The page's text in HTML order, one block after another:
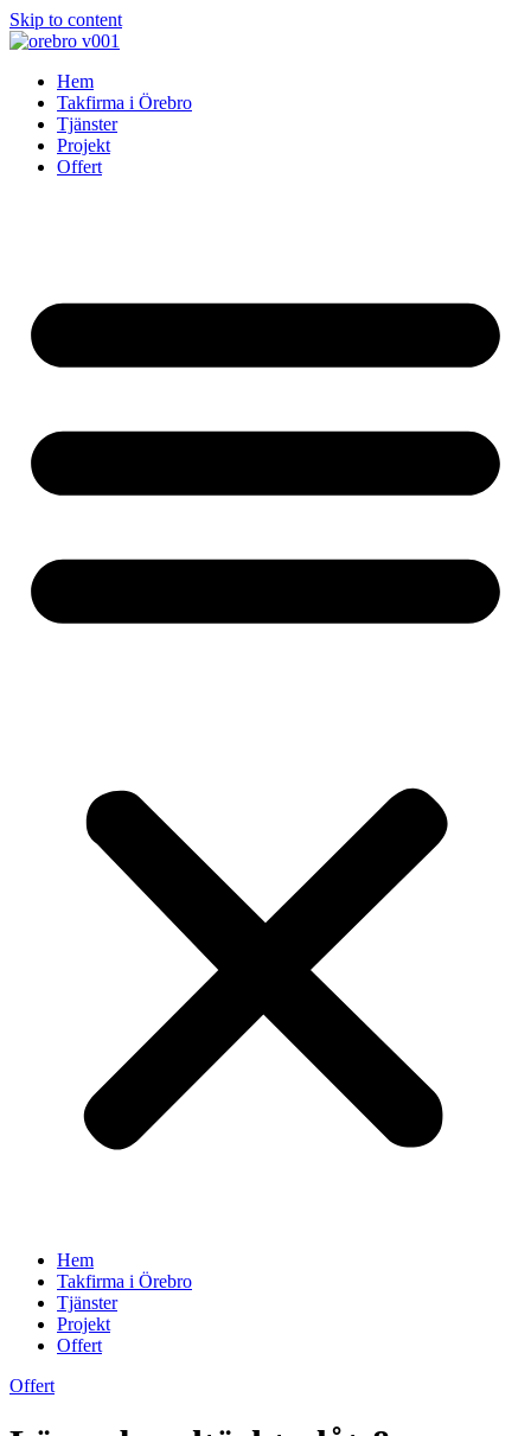
Skip to content
Hem
Takfirma i Örebro
Tjänster
Projekt
Offert
Hem
Takfirma i Örebro
Tjänster
Projekt
Offert
Offert